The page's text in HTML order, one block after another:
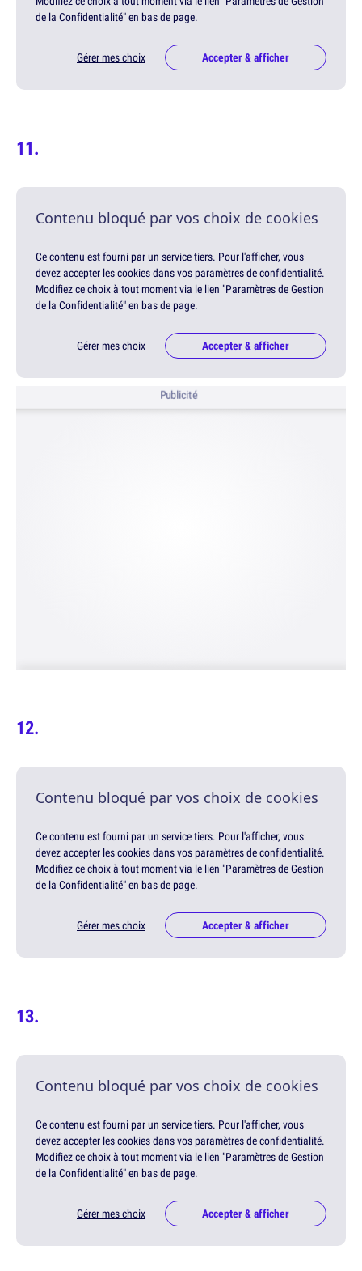
de la Confidentialité" en bas de page.
Gérer mes choix Accepter & afficher
Contenu bloqué par vos choix de cookies
Ce contenu est fourni par un service tiers. Pour l'afficher, vous
devez accepter les cookies dans vos paramètres de confidentialité.
Modifiez ce choix à tout moment via le lien "Paramètres de Gestion
de la Confidentialité" en bas de page.
Gérer mes choix Accepter & afficher
Publicité
Contenu bloqué par vos choix de cookies
Ce contenu est fourni par un service tiers. Pour l'afficher, vous
devez accepter les cookies dans vos paramètres de confidentialité.
Modifiez ce choix à tout moment via le lien "Paramètres de Gestion
de la Confidentialité" en bas de page.
Gérer mes choix Accepter & afficher
Contenu bloqué par vos choix de cookies
Ce contenu est fourni par un service tiers. Pour l'afficher, vous
devez accepter les cookies dans vos paramètres de confidentialité.
Modifiez ce choix à tout moment via le lien "Paramètres de Gestion
de la Confidentialité" en bas de page.
Gérer mes choix Accepter & afficher